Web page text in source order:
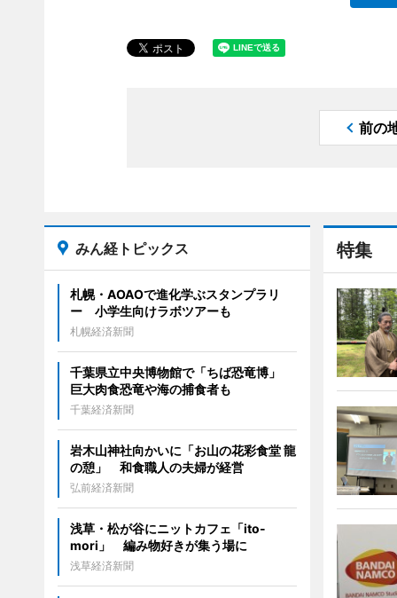
前の
特集
みん経トピックス
札幌・AOAOで進化学ぶスタンプラリ
ー 小学生向けラボツアーも
札幌経済新聞
千葉県立中央博物館で「ちば恐竜博」
巨大肉食恐竜や海の捕食者も
千葉経済新聞
岩木山神社向かいに「お山の花彩食堂 龍
の憩」 和食職人の夫婦が経営
弘前経済新聞
浅草・松が谷にニットカフェ「ito-
mori」 編み物好きが集う場に
浅草経済新聞